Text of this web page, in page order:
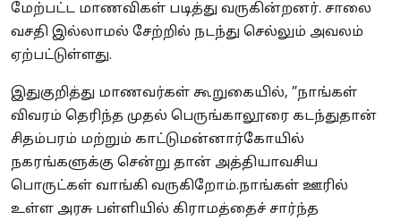
மேற்பட்ட மாணவிகள் படித்து வருகின்றனர். சாலை
வசதி இல்லாமல் சேற்றில் நடந்து செல்லும் அவலம்
ஏற்பட்டுள்ளது.
இதுகுறித்து மாணவர்கள் கூறுகையில், ”நாங்கள்
விவரம் தெரிந்த முதல் பெருங்காலூரை கடந்துதான்
சிதம்பரம் மற்றும் காட்டுமன்னார்கோயில்
நகரங்களுக்கு சென்று தான் அத்தியாவசிய
பொருட்கள் வாங்கி வருகிறோம்.நாங்கள் ஊரில்
உள்ள அரசு பள்ளியில் கிராமத்தைச் சார்ந்த